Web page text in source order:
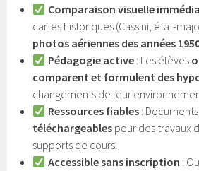
Comparaison visuelle
cartes historiques (Cassini, état-
photos aériennes des années
Pédagogie active: Les élèves
comparent et formulent des
changements de leur
Ressources fiables: Documents
téléchargeables pour des travaux
supports de cours.
Accessible sans inscription :